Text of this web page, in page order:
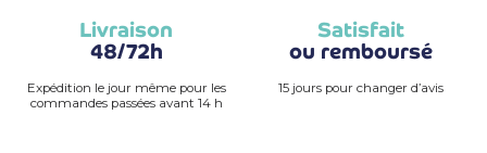
Livraison
48/72h
Expédition le jour même pour les
commandes passées avant 14 h
Satisfait
ou remboursé
15 jours pour changer d’avis